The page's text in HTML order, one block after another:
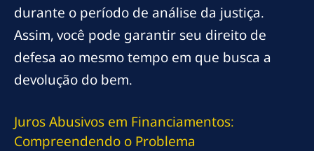
durante o período de análise da justiça.
Assim, você pode garantir seu direito de
defesa ao mesmo tempo em que busca a
devolução do bem.
Juros Abusivos em Financiamentos:
Compreendendo o Problema